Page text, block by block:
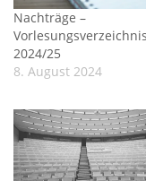
Nachträge –
2024/25
8. August 2024